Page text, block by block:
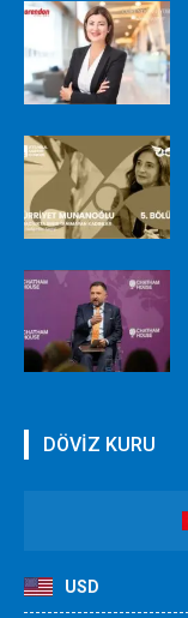
DÖVİZ KURU
USD